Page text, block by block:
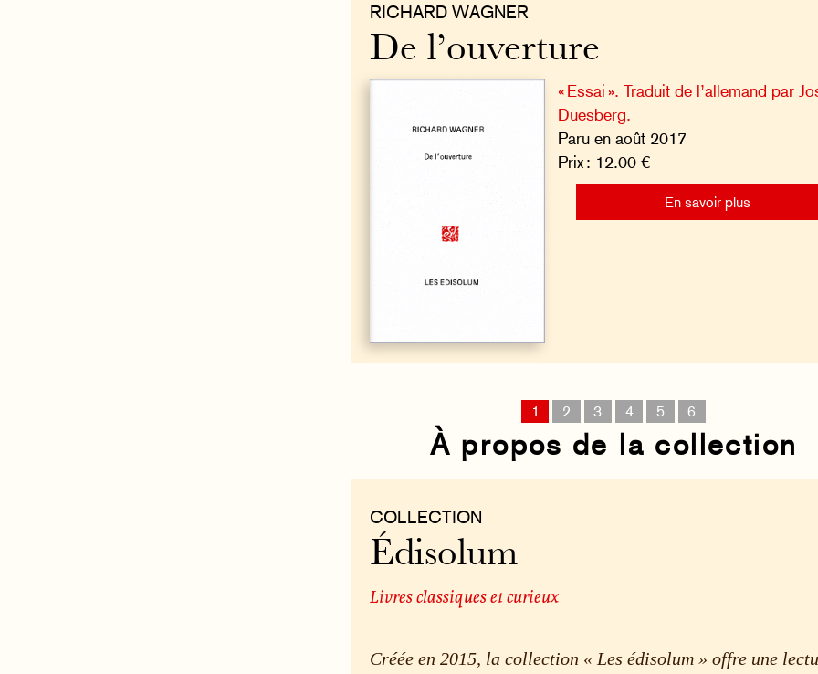
RICHARD WAGNER
De l’ouverture
« Essai ». Traduit de l’allemand par
Duesberg.
Paru en août 2017
Prix : 12.00 €
En savoir plus
1 2 3 4 5 6
À propos de la collection
COLLECTION
Édisolum
Livres classiques et curieux
Créée en 2015, la collection « Les édisolum » offre une